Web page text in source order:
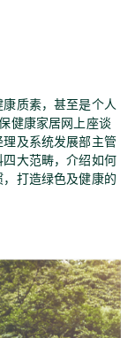
质素，甚至是个人
健康家居网上座谈
及系统发展部主管
四大范畴，介绍如何
打造绿色及健康的